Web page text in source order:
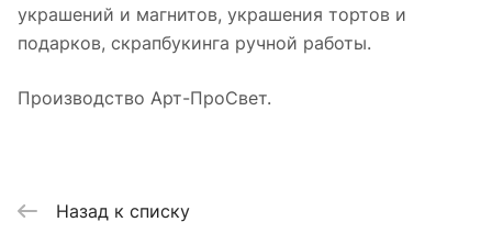
украшений и магнитов, украшения тортов и
подарков, скрапбукинга ручной работы.
Производство Арт-ПроСвет.
Назад к списку